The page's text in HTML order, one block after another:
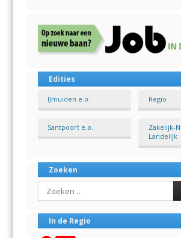
Edities
IJmuiden e.o. Regio
Santpoort e.o.
Zakelijk-
Landelijk
Zoeken
Search
In de Regio